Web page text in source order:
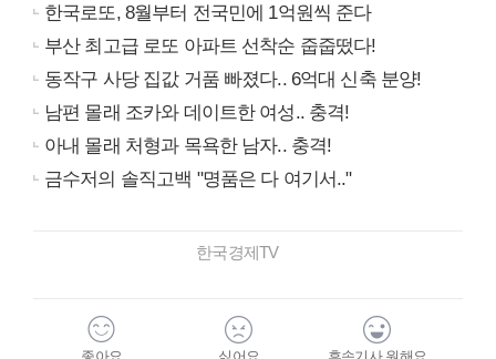
한국로또, 8월부터 전국민에 1억원씩 준다
부산 최고급 로또 아파트 선착순 줍줍떴다!
동작구 사당 집값 거품 빠졌다.. 6억대 신축 분양!
남편 몰래 조카와 데이트한 여성.. 충격!
아내 몰래 처형과 목욕한 남자.. 충격!
금수저의 솔직고백 "명품은 다 여기서.."
한국경제TV